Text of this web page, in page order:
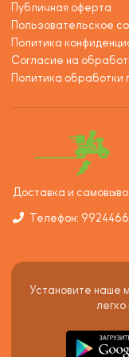
Публичная оферта
Пользовательское
Политика
Согласие на
Политика
Доставка и
Телефон:
Установите наше